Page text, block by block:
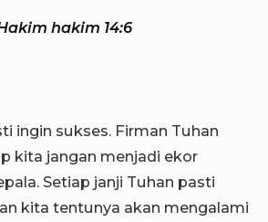
hakim 14:6
ingin sukses. Firman Tuhan
kita jangan menjadi ekor
Setiap janji Tuhan pasti
kita tentunya akan mengalami